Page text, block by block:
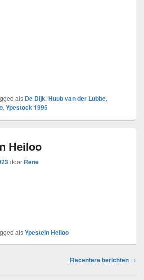
als De Dijk, Huub van der Lubbe,
, Ypestock 1995
Heiloo
door Rene
alsYpestein Heiloo
Recentere berichten →